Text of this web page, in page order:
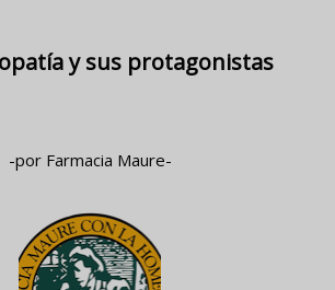
y sus protagonistas
-por Farmacia Maure-